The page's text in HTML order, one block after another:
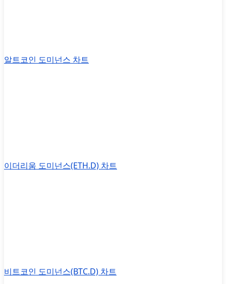
알트코인 도미넌스 차트
이더리움 도미넌스(ETH.D) 차트
비트코인 도미넌스(BTC.D) 차트